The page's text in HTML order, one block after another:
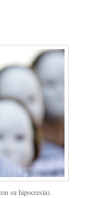
su hipocresía).